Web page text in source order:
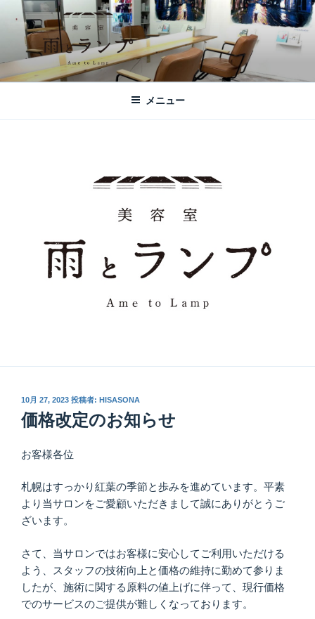
ツ
美容室 雨とランプ – AME TO LAMP -
｜札幌琴似の美容室
札幌市西区琴似の【美容室 雨とランプ】のHPです。「本」と「髪質改
メニュー
投
稿
日:
10月 27, 2023 投稿者: HISASONA
価格改定のお知らせ
お客様各位
札幌はすっかり紅葉の季節と歩みを進めています。平素
より当サロンをご愛顧いただきまして誠にありがとうご
ざいます。
さて、当サロンではお客様に安心してご利用いただける
よう、スタッフの技術向上と価格の維持に勤めて参りま
したが、施術に関する原料の値上げに伴って、現行価格
でのサービスのご提供が難しくなっております。